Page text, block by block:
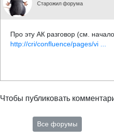
Старожил форума
Про эту АК разговор (см.
http://cri/confluence/pages/vi ...
Чтобы публиковать
Все форумы